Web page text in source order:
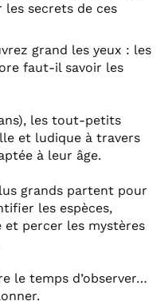
secrets de ces
grand les yeux : les
faut-il savoir les
les tout-petits
et ludique à travers
à leur âge.
grands partent pour
les espèces,
et percer les mystères
le temps d’observer…